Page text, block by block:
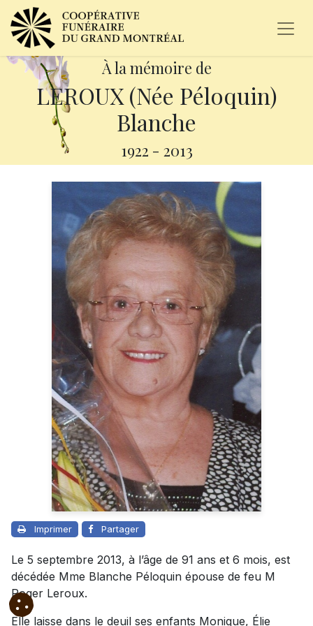
À la mémoire de
LEROUX (Née Péloquin)
Blanche
1922 - 2013
Imprimer Partager
Le 5 septembre 2013, à l’âge de 91 ans et 6 mois, est
décédée Mme Blanche Péloquin épouse de feu M
Roger Leroux.
Elle laisse dans le deuil ses enfants Monique, Élie